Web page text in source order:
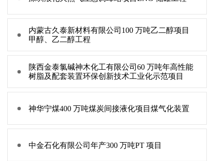
内蒙古久泰新材料有限公司100 万吨乙二醇项目
甲醇、乙二醇工程
陕西金泰氯碱神木化工有限公司60 万吨年高性能
树脂及配套装置环保创新技术工业化示范项目
神华宁煤400 万吨煤炭间接液化项目煤气化装置
中金石化有限公司年产300 万吨PT 项目